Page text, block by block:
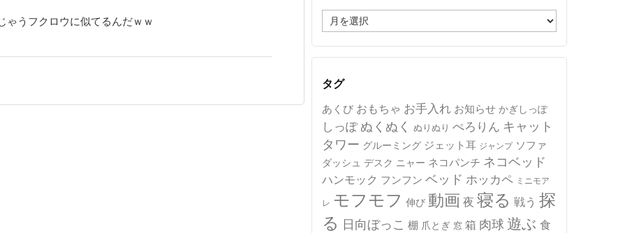
ゃうフクロウに似てるんだｗｗ
ー
カ
イ
タグ
あくび おもちゃ お手入れ お知らせ かぎしっぽ
しっぽ ぬくぬく ぬりぬり ぺろりん キャット
タワー グルーミング ジェット耳 ジャンプ ソファ
ダッシュ デスク ニャー ネコパンチ ネコベッド
ハンモック フンフン ベッド ホッカペ ミニモア
レ モフモフ 伸び 動画 夜 寝る 戦う 探
る 日向ぼっこ 棚 爪とぎ 窓 箱 肉球 遊ぶ 食